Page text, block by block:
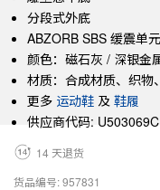
分段式外底
ABZORB SBS 缓震单元
颜色：磁石灰 / 深银金
材质：合成材质、织物
更多 运动鞋 及 鞋履
供应商代码: U503069C
14 天退货
货品编号: 957831